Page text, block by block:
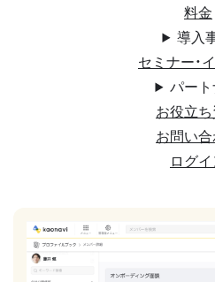
料金
導入
セミナー・
パー
お役立
お問い
ログ